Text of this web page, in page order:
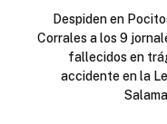
Despiden en
Corrales a los 9
fallecidos en
accidente en la